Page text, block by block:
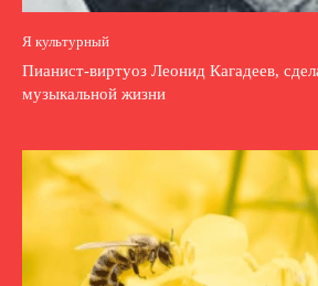
Я культурный
Пианист-виртуоз Леонид Кагадеев,
музыкальной жизни